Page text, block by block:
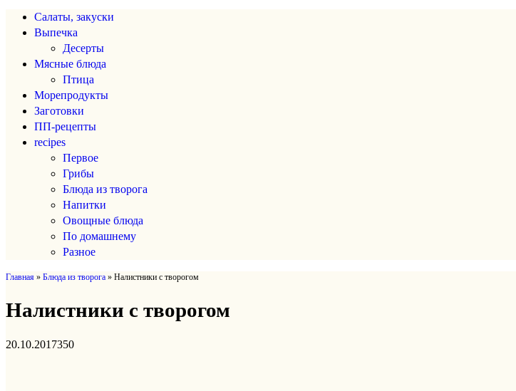
Салаты, закуски
Выпечка
Десерты
Мясные блюда
Птица
Морепродукты
Заготовки
ПП-рецепты
recipes
Первое
Грибы
Блюда из творога
Напитки
Овощные блюда
По домашнему
Разное
Главная » Блюда из творога » Налистники с творогом
Налистники с творогом
20.10.2017350